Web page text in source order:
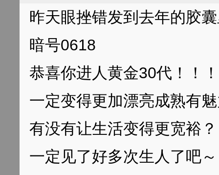
昨天眼挫错发到去年的胶
暗号0618
恭喜你进人黄金30代！！！
一定变得更加漂亮成熟有
有没有让生活变得更宽裕？
一定见了好多次生人了吧～